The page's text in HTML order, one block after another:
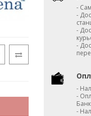
-
-
-
-
-
-
-